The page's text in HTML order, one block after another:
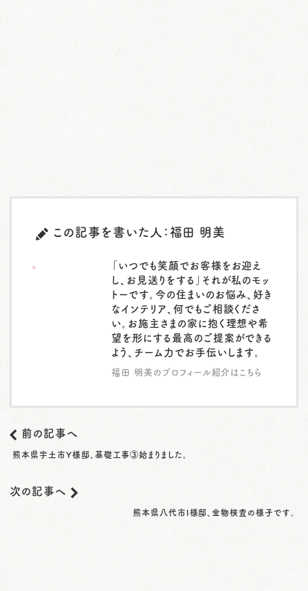
この記事を書いた人：福田 明美
「いつでも笑顔でお客様をお迎え
し、お見送りをする」それが私のモッ
トーです。今の住まいのお悩み、好き
なインテリア、何でもご相談くださ
い。お施主さまの家に抱く理想や希
望を形にする最高のご提案ができる
よう、チーム力でお手伝いします。
福田 明美のプロフィール紹介はこちら
前の記事へ
熊本県宇土市Y様邸、基礎工事③始まりました。
次の記事へ
熊本県八代市I様邸、金物検査の様子です。